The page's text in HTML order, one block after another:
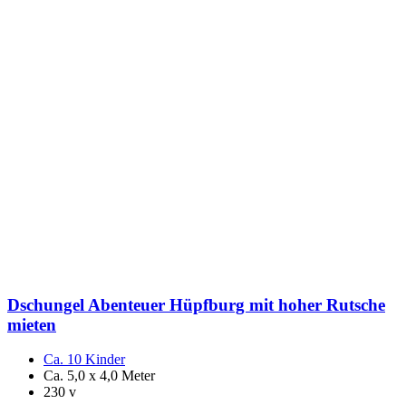
Dschungel Abenteuer Hüpfburg mit hoher Rutsche
mieten
Ca. 10 Kinder
Ca. 5,0 x 4,0 Meter
230 v